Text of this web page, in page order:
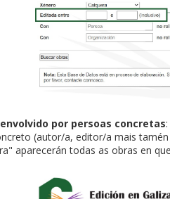
por persoas concretas
(autor/a, editor/a mais
aparecerán todas as obras en